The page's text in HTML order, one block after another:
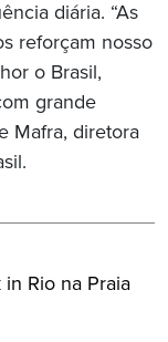
diária. “As
reforçam nosso
o Brasil,
grande
Mafra, diretora
Rio na Praia